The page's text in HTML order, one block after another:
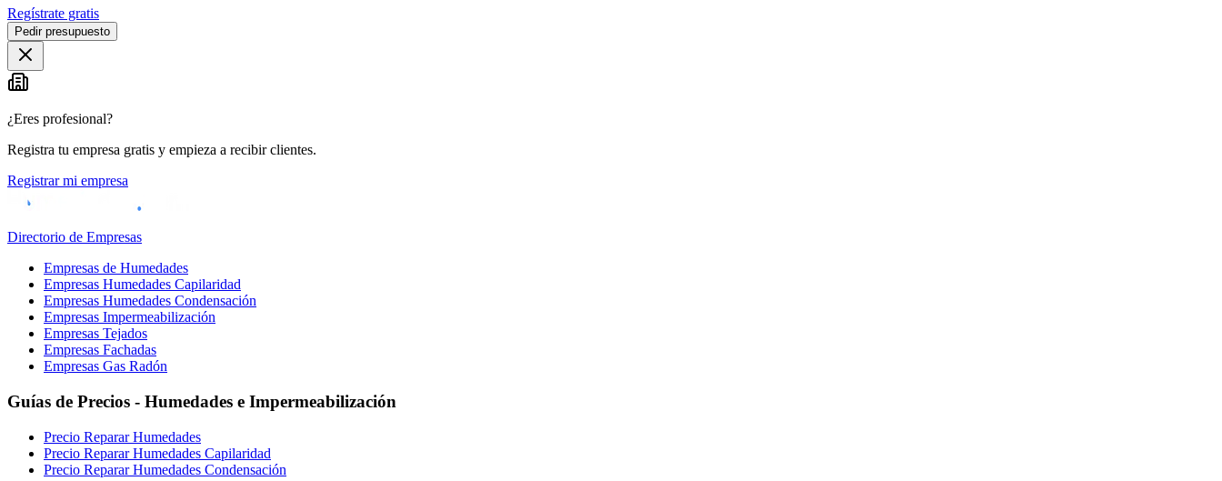
Regístrate gratis
Pedir presupuesto
¿Eres profesional?
Registra tu empresa gratis y empieza a recibir clientes.
Registrar mi empresa
Directorio de Empresas
Empresas de Humedades
Empresas Humedades Capilaridad
Empresas Humedades Condensación
Empresas Impermeabilización
Empresas Tejados
Empresas Fachadas
Empresas Gas Radón
Guías de Precios - Humedades e Impermeabilización
Precio Reparar Humedades
Precio Reparar Humedades Capilaridad
Precio Reparar Humedades Condensación